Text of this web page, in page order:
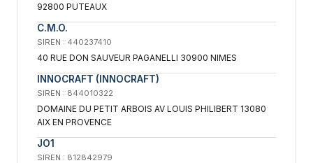
92800 PUTEAUX
C.M.O.
SIREN : 440237410
40 RUE DON SAUVEUR PAGANELLI 30900 NIMES
INNOCRAFT (INNOCRAFT)
SIREN : 844010322
DOMAINE DU PETIT ARBOIS AV LOUIS PHILIBERT 13080
AIX EN PROVENCE
JO1
SIREN : 812842979